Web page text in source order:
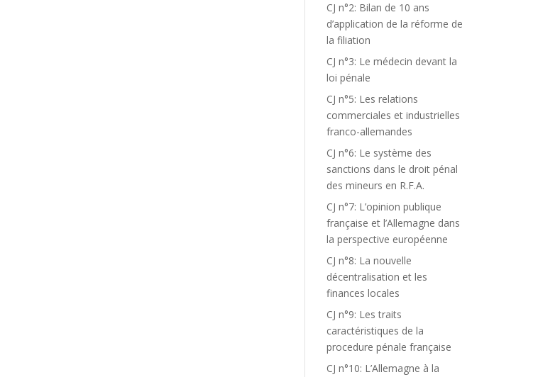
CJ n°2: Bilan de 10 ans
d’application de la réforme de
la filiation
CJ n°3: Le médecin devant la
loi pénale
CJ n°5: Les relations
commerciales et industrielles
franco-allemandes
CJ n°6: Le système des
sanctions dans le droit pénal
des mineurs en R.F.A.
CJ n°7: L’opinion publique
française et l’Allemagne dans
la perspective européenne
CJ n°8: La nouvelle
décentralisation et les
finances locales
CJ n°9: Les traits
caractéristiques de la
procedure pénale française
CJ n°10: L’Allemagne à la